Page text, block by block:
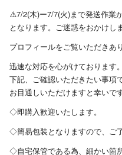
⚠️7/2(木)ー7/7(火)まで発送作業
となります。ご迷惑をおかけ
プロフィールをご覧いただきあ
迅速な対応を心がけております。
下記、ご確認いただきたい事項で
お目通しいただけますと幸いです
◇即購入歓迎いたします。
◇簡易包装となりますので、ご
◇自宅保管である為、細かい箇